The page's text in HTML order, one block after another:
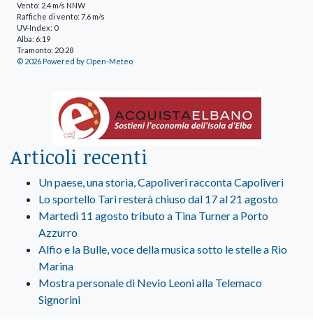
Vento: 2.4 m/s NNW
Raffiche di vento: 7.6 m/s
UV-Index: 0
Alba: 6:19
Tramonto: 20:28
© 2026 Powered by Open-Meteo
Articoli recenti
Un paese, una storia, Capoliveri racconta Capoliveri
Lo sportello Tari resterà chiuso dal 17 al 21 agosto
Martedì 11 agosto tributo a Tina Turner a Porto
Azzurro
Alfio e la Bulle, voce della musica sotto le stelle a Rio
Marina
Mostra personale di Nevio Leoni alla Telemaco
Signorini